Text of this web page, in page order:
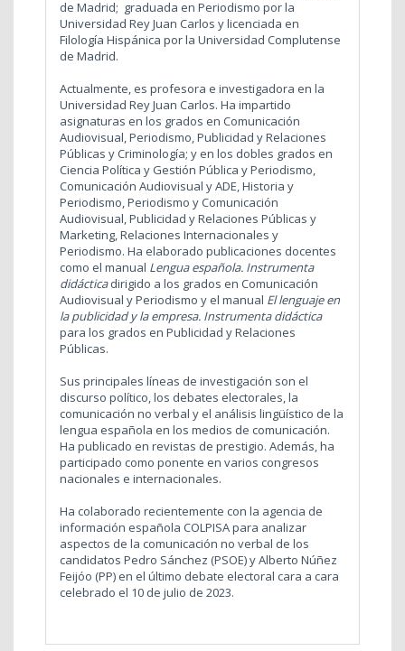
de Madrid; graduada en Periodismo por la
Universidad Rey Juan Carlos y licenciada en
Filología Hispánica por la Universidad Complutense
de Madrid.
Actualmente, es profesora e investigadora en la
Universidad Rey Juan Carlos. Ha impartido
asignaturas en los grados en Comunicación
Audiovisual, Periodismo, Publicidad y Relaciones
Públicas y Criminología; y en los dobles grados en
Ciencia Política y Gestión Pública y Periodismo,
Comunicación Audiovisual y ADE, Historia y
Periodismo, Periodismo y Comunicación
Audiovisual, Publicidad y Relaciones Públicas y
Marketing, Relaciones Internacionales y
Periodismo. Ha elaborado publicaciones docentes
como el manual Lengua española. Instrumenta
didácticadirigido a los grados en Comunicación
Audiovisual y Periodismo y el manual El lenguaje en
la publicidad y la empresa. Instrumenta didáctica
para los grados en Publicidad y Relaciones
Públicas.
Sus principales líneas de investigación son el
discurso político, los debates electorales, la
comunicación no verbal y el análisis lingüístico de la
lengua española en los medios de comunicación.
Ha publicado en revistas de prestigio. Además, ha
participado como ponente en varios congresos
nacionales e internacionales.
Ha colaborado recientemente con la agencia de
información española COLPISA para analizar
aspectos de la comunicación no verbal de los
candidatos Pedro Sánchez (PSOE) y Alberto Núñez
Feijóo (PP) en el último debate electoral cara a cara
celebrado el 10 de julio de 2023.